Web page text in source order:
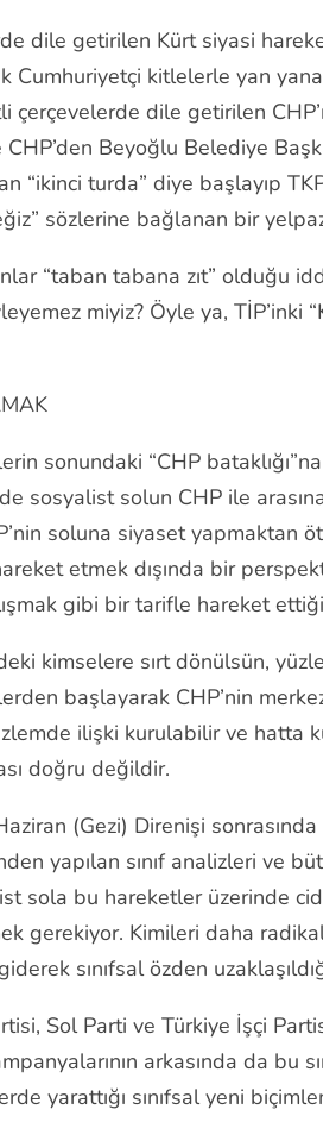
dile getirilen Kürt siyasi
Cumhuriyetçi kitlelerle yan
çerçevelerde dile getirilen
Beyoğlu Belediye
“ikinci turda” diye başlayıp
sözlerine bağlanan bir
“taban tabana zıt” olduğu
miyiz? Öyle ya, TİP’inki
sonundaki “CHP
sosyalist solun CHP ile arasına
soluna siyaset yapmaktan
etmek dışında bir
gibi bir tarifle hareket
kimselere sırt dönülsün,
başlayarak CHP’nin
ilişki kurulabilir ve hatta
doğru değildir.
(Gezi) Direnişi
yapılan sınıf analizleri ve
sola bu hareketler üzerinde
gerekiyor. Kimileri daha
sınıfsal özden
Sol Parti ve Türkiye İşçi
arkasında da bu
yarattığı sınıfsal yeni